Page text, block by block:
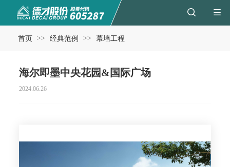
首页 >> 经典范例 >> 幕墙工程
海尔即墨中央花园&国际广场
2024.06.26